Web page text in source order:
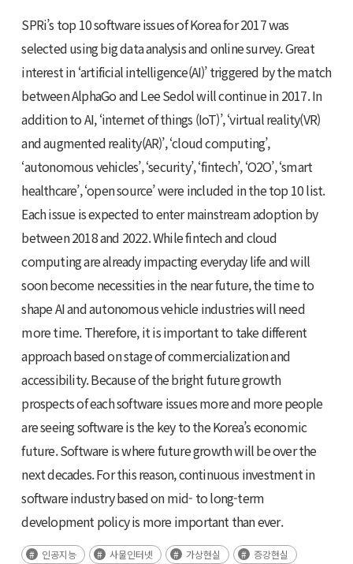
SPRi’s top 10 software issues of Korea for 2017 was
selected using big data analysis and online survey. Great
interest in ‘artificial intelligence(AI)’ triggered by the match
between AlphaGo and Lee Sedol will continue in 2017. In
addition to AI, ‘internet of things (IoT)’, ‘virtual reality(VR)
and augmented reality(AR)’, ‘cloud computing’,
‘autonomous vehicles’, ‘security’, ‘fintech’, ‘O2O’, ‘smart
healthcare’, ‘open source’ were included in the top 10 list.
Each issue is expected to enter mainstream adoption by
between 2018 and 2022. While fintech and cloud
computing are already impacting everyday life and will
soon become necessities in the near future, the time to
shape AI and autonomous vehicle industries will need
more time. Therefore, it is important to take different
approach based on stage of commercialization and
accessibility. Because of the bright future growth
prospects of each software issues more and more people
are seeing software is the key to the Korea’s economic
future. Software is where future growth will be over the
next decades. For this reason, continuous investment in
software industry based on mid- to long-term
development policy is more important than ever.
인공지능 사물인터넷 가상현실
증강현실